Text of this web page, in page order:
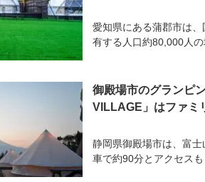
愛知県にある蒲郡市は
有する人口約80,000人の
御殿場市のグランピ
VILLAGE」はファミ
静岡県御殿場市は、富
車で約90分とアクセスも